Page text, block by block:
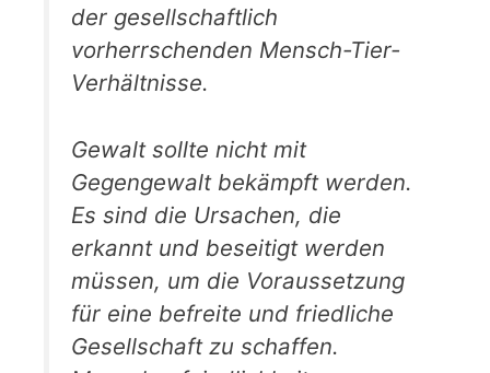
der gesellschaftlich
vorherrschenden Mensch-Tier-
Verhältnisse.
Gewalt sollte nicht mit
Gegengewalt bekämpft werden.
Es sind die Ursachen, die
erkannt und beseitigt werden
müssen, um die Voraussetzung
für eine befreite und friedliche
Gesellschaft zu schaffen.